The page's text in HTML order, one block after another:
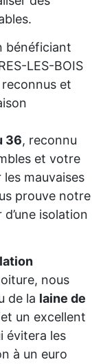
bénéficiant
LES-BOIS
et
36, reconnu
et votre
mauvaises
prouve notre
isolation
nous
de la laine de
un excellent
évitera les
à un euro